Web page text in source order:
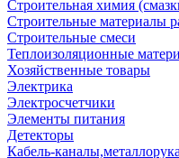
Строительная химия
Строительные материалы
Строительные смеси
Теплоизоляционные
Хозяйственные товары
Электрика
Электросчетчики
Элементы питания
Детекторы
Кабель-